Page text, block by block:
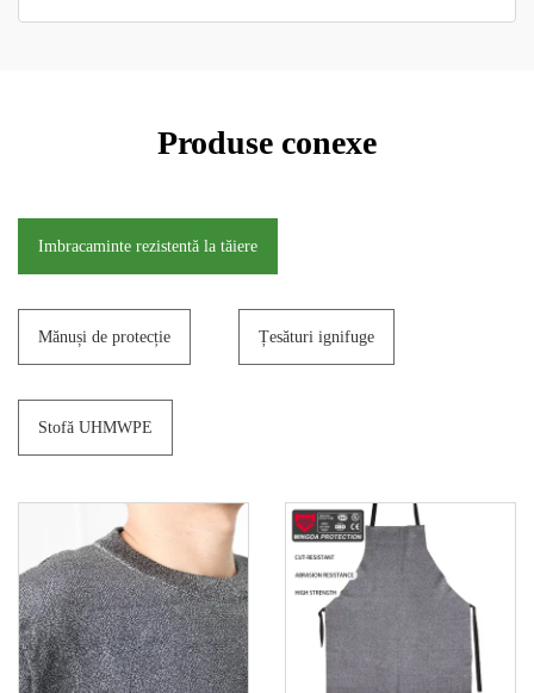
Produse conexe
Imbracaminte rezistentă la tăiere
Mănuși de protecție Țesături ignifuge
Stofă UHMWPE